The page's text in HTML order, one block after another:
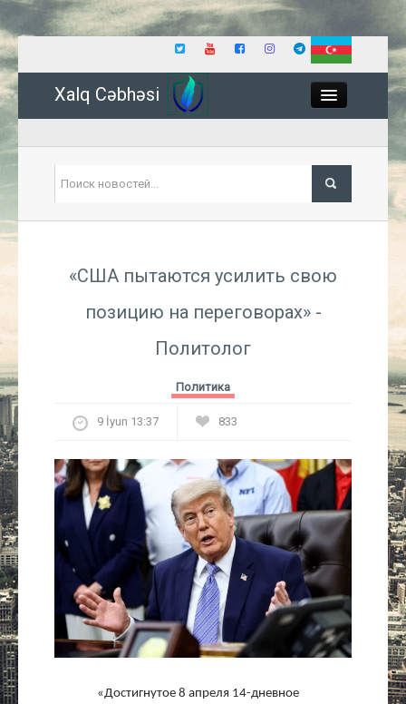
Xalq Cəbhəsi
Экономика
Интервью
Виды спорта
Проект
Литература
Актуально
«США пытаются усилить свою
позицию на переговорах» -
Политолог
Политика
9 İyun 13:37 833
«Достигнутое 8 апреля 14-дневное